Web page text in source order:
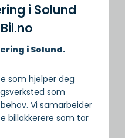
i Solund
i Solund.
som hjelper deg
som
Vi samarbeider
billakkerere som tar